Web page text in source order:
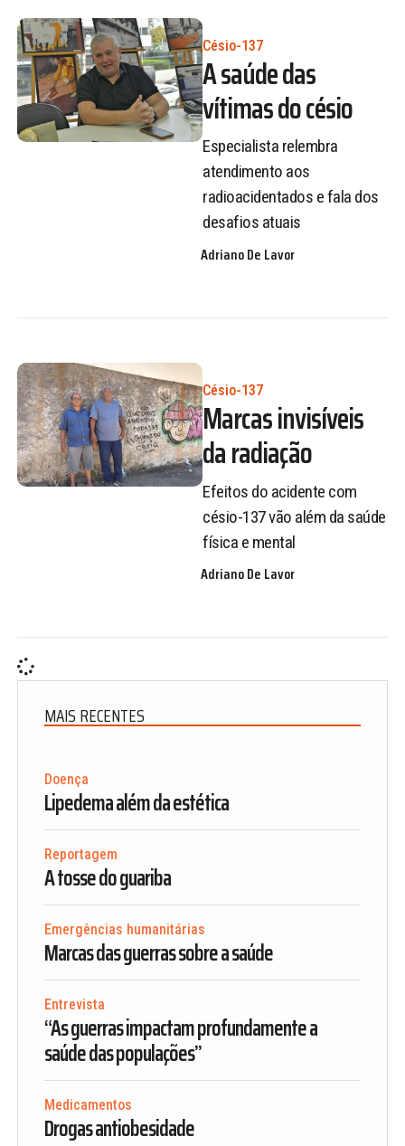
Césio-137
A saúde das
vítimas do césio
Especialista relembra
atendimento aos
radioacidentados e fala dos
desafios atuais
Adriano De Lavor
Césio-137
Marcas invisíveis
da radiação
Efeitos do acidente com
césio-137 vão além da saúde
física e mental
Adriano De Lavor
MAIS RECENTES
Doença
Lipedema além da estética
Reportagem
A tosse do guariba
Emergências humanitárias
Marcas das guerras sobre a saúde
Entrevista
“As guerras impactam profundamente a
saúde das populações”
Medicamentos
Drogas antiobesidade